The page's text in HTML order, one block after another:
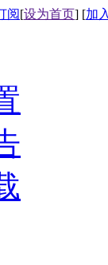
阅[设为首页] [加